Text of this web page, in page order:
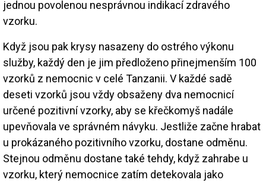
jednou povolenou nesprávnou indikací zdravého
vzorku.
Když jsou pak krysy nasazeny do ostrého výkonu
služby, každý den je jim předloženo přinejmenším 100
vzorků z nemocnic v celé Tanzanii. V každé sadě
deseti vzorků jsou vždy obsaženy dva nemocnicí
určené pozitivní vzorky, aby se křečkomyš nadále
upevňovala ve správném návyku. Jestliže začne hrabat
u prokázaného pozitivního vzorku, dostane odměnu.
Stejnou odměnu dostane také tehdy, když zahrabe u
vzorku, který nemocnice zatím detekovala jako